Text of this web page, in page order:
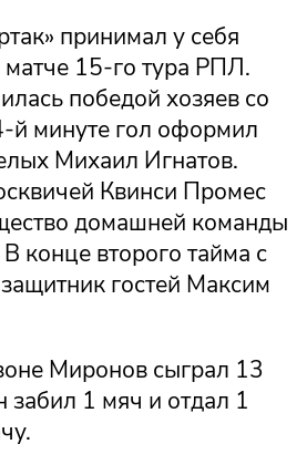
принимал у себя
матче 15-го тура РПЛ.
победой хозяев со
й минуте гол оформил
Михаил Игнатов.
Квинси Промес
домашней команды
конце второго тайма с
гостей Максим
Миронов сыграл 13
забил 1 мяч и отдал 1